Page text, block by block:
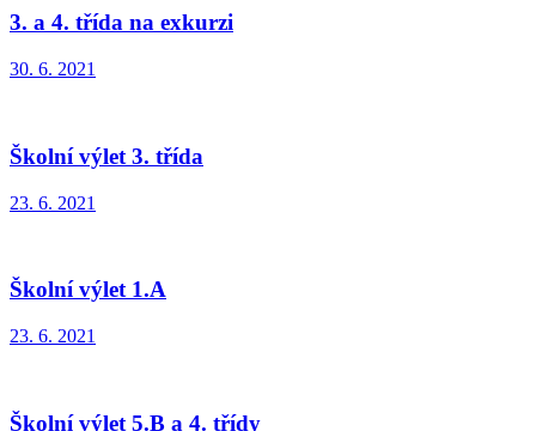
3. a 4. třída na exkurzi
30. 6. 2021
Školní výlet 3. třída
23. 6. 2021
Školní výlet 1.A
23. 6. 2021
Školní výlet 5.B a 4. třídy